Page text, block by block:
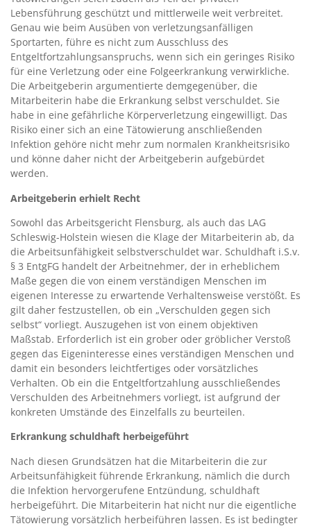
Lebensführung geschützt und mittlerweile weit verbreitet.
Genau wie beim Ausüben von verletzungsanfälligen
Sportarten, führe es nicht zum Ausschluss des
Entgeltfortzahlungsanspruchs, wenn sich ein geringes Risiko
für eine Verletzung oder eine Folgeerkrankung verwirkliche.
Die Arbeitgeberin argumentierte demgegenüber, die
Mitarbeiterin habe die Erkrankung selbst verschuldet. Sie
habe in eine gefährliche Körperverletzung eingewilligt. Das
Risiko einer sich an eine Tätowierung anschließenden
Infektion gehöre nicht mehr zum normalen Krankheitsrisiko
und könne daher nicht der Arbeitgeberin aufgebürdet
werden.
Arbeitgeberin erhielt Recht
Sowohl das Arbeitsgericht Flensburg, als auch das LAG
Schleswig-Holstein wiesen die Klage der Mitarbeiterin ab, da
die Arbeitsunfähigkeit selbstverschuldet war. Schuldhaft i.S.v.
§ 3 EntgFG handelt der Arbeitnehmer, der in erheblichem
Maße gegen die von einem verständigen Menschen im
eigenen Interesse zu erwartende Verhaltensweise verstößt. Es
gilt daher festzustellen, ob ein „Verschulden gegen sich
selbst“ vorliegt. Auszugehen ist von einem objektiven
Maßstab. Erforderlich ist ein grober oder gröblicher Verstoß
gegen das Eigeninteresse eines verständigen Menschen und
damit ein besonders leichtfertiges oder vorsätzliches
Verhalten. Ob ein die Entgeltfortzahlung ausschließendes
Verschulden des Arbeitnehmers vorliegt, ist aufgrund der
konkreten Umstände des Einzelfalls zu beurteilen.
Erkrankung schuldhaft herbeigeführt
Nach diesen Grundsätzen hat die Mitarbeiterin die zur
Arbeitsunfähigkeit führende Erkrankung, nämlich die durch
die Infektion hervorgerufene Entzündung, schuldhaft
herbeigeführt. Die Mitarbeiterin hat nicht nur die eigentliche
Tätowierung vorsätzlich herbeiführen lassen. Es ist bedingter